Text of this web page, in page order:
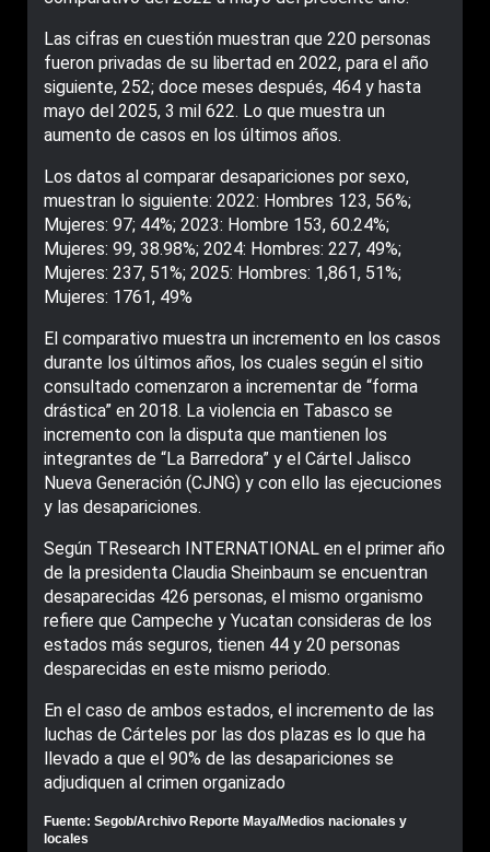
Las cifras en cuestión muestran que 220 personas
fueron privadas de su libertad en 2022, para el año
siguiente, 252; doce meses después, 464 y hasta
mayo del 2025, 3 mil 622. Lo que muestra un
aumento de casos en los últimos años.
Los datos al comparar desapariciones por sexo,
muestran lo siguiente: 2022: Hombres 123, 56%;
Mujeres: 97; 44%; 2023: Hombre 153, 60.24%;
Mujeres: 99, 38.98%; 2024: Hombres: 227, 49%;
Mujeres: 237, 51%; 2025: Hombres: 1,861, 51%;
Mujeres: 1761, 49%
El comparativo muestra un incremento en los casos
durante los últimos años, los cuales según el sitio
consultado comenzaron a incrementar de “forma
drástica” en 2018. La violencia en Tabasco se
incremento con la disputa que mantienen los
integrantes de “La Barredora” y el Cártel Jalisco
Nueva Generación (CJNG) y con ello las ejecuciones
y las desapariciones.
Según TResearch INTERNATIONAL en el primer año
de la presidenta Claudia Sheinbaum se encuentran
desaparecidas 426 personas, el mismo organismo
refiere que Campeche y Yucatan consideras de los
estados más seguros, tienen 44 y 20 personas
desparecidas en este mismo periodo.
En el caso de ambos estados, el incremento de las
luchas de Cárteles por las dos plazas es lo que ha
llevado a que el 90% de las desapariciones se
adjudiquen al crimen organizado
Fuente: Segob/Archivo Reporte Maya/Medios nacionales y
locales